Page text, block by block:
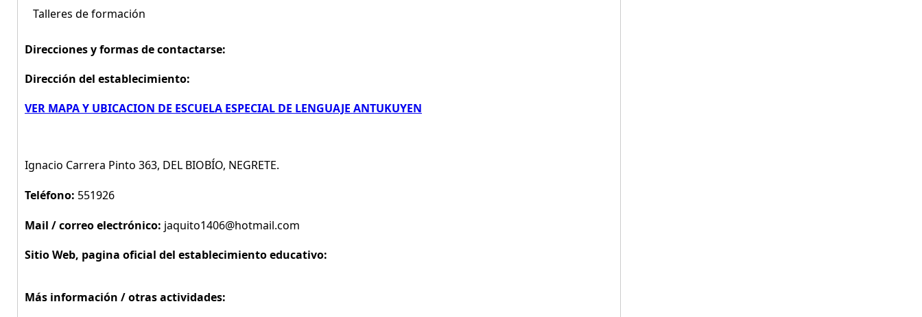
Talleres de formación
Direcciones y formas de contactarse:
Dirección del establecimiento:
VER MAPA Y UBICACION DE ESCUELA ESPECIAL DE LENGUAJE ANTUKUYEN
Ignacio Carrera Pinto 363, DEL BIOBÍO, NEGRETE.
Teléfono: 551926
Mail / correo electrónico: jaquito1406@hotmail.com
Sitio Web, pagina oficial del establecimiento educativo:
Más información / otras actividades: